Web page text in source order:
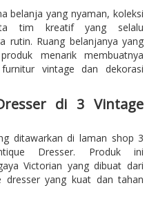
belanja yang nyaman, koleksi
tim kreatif yang selalu
rutin. Ruang belanjanya yang
menarik membuatnya
vintage dan dekorasi
di 3 Vintage
ditawarkan di laman shop 3
Dresser. Produk ini
Victorian yang dibuat dari
dresser yang kuat dan tahan